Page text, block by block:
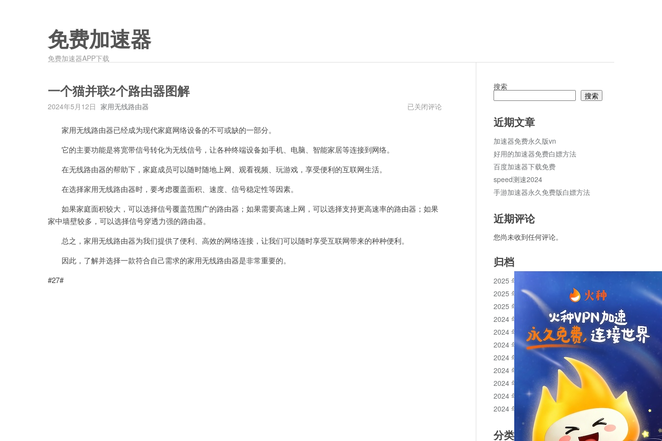
免费加速器
免费加速器APP下载
一个猫并联2个路由器图解
2024年5月12日 家用无线路由器
一
已关闭评论
家用无线路由器已经成为现代家庭网络设备的不可或缺的一部分。
它的主要功能是将宽带信号转化为无线信号，让各种终端设备如手机、电脑、智能家居等连接到网络。
在无线路由器的帮助下，家庭成员可以随时随地上网、观看视频、玩游戏，享受便利的互联网生活。
在选择家用无线路由器时，要考虑覆盖面积、速度、信号稳定性等因素。
如果家庭面积较大，可以选择信号覆盖范围广的路由器；如果需要高速上网，可以选择支持更高速率的路由器；如果
家中墙壁较多，可以选择信号穿透力强的路由器。
总之，家用无线路由器为我们提供了便利、高效的网络连接，让我们可以随时享受互联网带来的种种便利。
因此，了解并选择一款符合自己需求的家用无线路由器是非常重要的。
#27#
搜索
搜索
近期文章
加速器免费永久版vn
好用的加速器免费白嫖方法
百度加速器下载免费
speed测速2024
手游加速器永久免费版白嫖方法
近期评论
您尚未收到任何评论。
归档
2025 年 11 月
2025 年 10 月
2025 年 1 月
2024 年 12 月
2024 年 11 月
2024 年 10 月
2024 年 9 月
2024 年 8 月
2024 年 7 月
2024 年 6 月
2024 年 5 月
分类目录